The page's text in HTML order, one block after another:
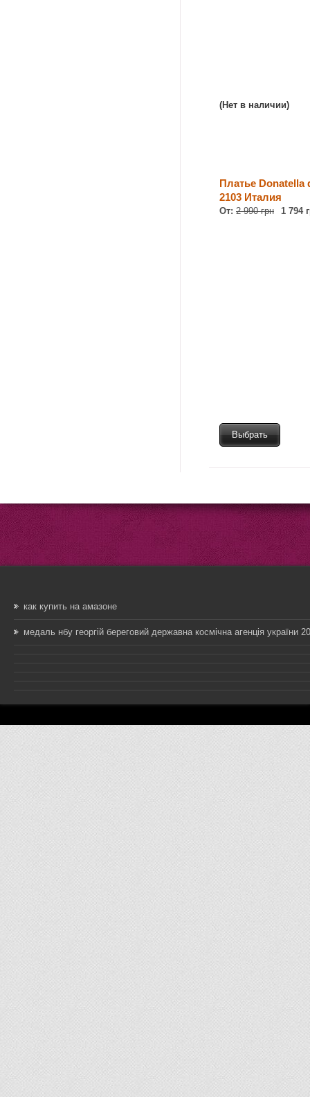
(Нет в наличии)
Платье Donatella
2103 Италия
От: 2 990 грн 1 794
Выбрать
как купить на амазоне
медаль нбу георгій береговий державна космічна агенція україни